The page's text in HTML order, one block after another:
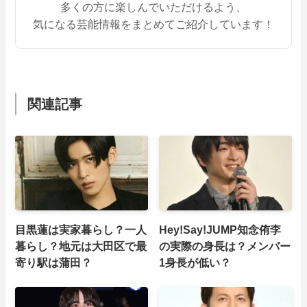
多くの方に楽しんでいただけるよう、
気になる芸能情報をまとめてご紹介しています！
関連記事
目黒蓮は実家暮らし？一人
暮らし？地元は大田区で最
寄り駅は蒲田？
Hey!Say!JUMP知念侑李
の実際の身長は？メンバー
1身長が低い？